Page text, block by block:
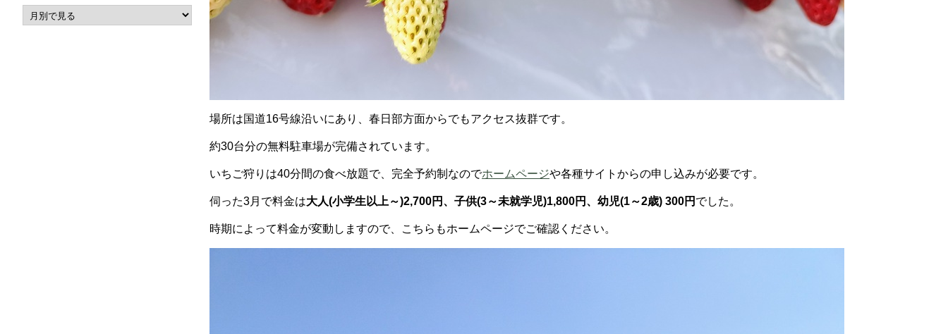
場所は国道16号線沿いにあり、春日部方面からでもアクセス抜群です。
約30台分の無料駐車場が完備されています。
いちご狩りは40分間の食べ放題で、完全予約制なのでホームページや各種サイトからの申し込みが必要です。
伺った3月で料金は大人(小学生以上～)2,700円、子供(3～未就学児)1,800円、幼児(1～2歳) 300円 でした。
時期によって料金が変動しますので、こちらもホームページでご確認ください。